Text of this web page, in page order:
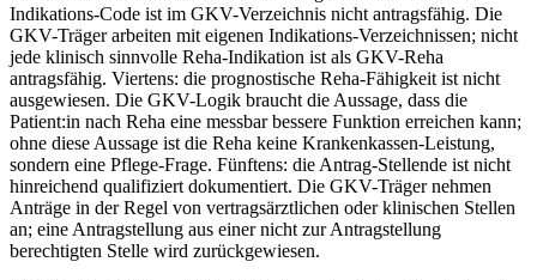
Indikations-Code ist im GKV-Verzeichnis nicht antragsfähig. Die
GKV-Träger arbeiten mit eigenen Indikations-Verzeichnissen; nicht
jede klinisch sinnvolle Reha-Indikation ist als GKV-Reha
antragsfähig. Viertens: die prognostische Reha-Fähigkeit ist nicht
ausgewiesen. Die GKV-Logik braucht die Aussage, dass die
Patient:in nach Reha eine messbar bessere Funktion erreichen kann;
ohne diese Aussage ist die Reha keine Krankenkassen-Leistung,
sondern eine Pflege-Frage. Fünftens: die Antrag-Stellende ist nicht
hinreichend qualifiziert dokumentiert. Die GKV-Träger nehmen
Anträge in der Regel von vertragsärztlichen oder klinischen Stellen
an; eine Antragstellung aus einer nicht zur Antragstellung
berechtigten Stelle wird zurückgewiesen.